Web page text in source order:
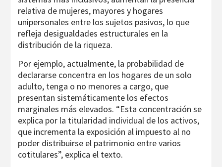
relativa de mujeres, mayores y hogares
unipersonales entre los sujetos pasivos, lo que
refleja desigualdades estructurales en la
distribución de la riqueza.
Por ejemplo, actualmente, la probabilidad de
declararse concentra en los hogares de un solo
adulto, tenga o no menores a cargo, que
presentan sistemáticamente los efectos
marginales más elevados. “Esta concentración se
explica por la titularidad individual de los activos,
que incrementa la exposición al impuesto al no
poder distribuirse el patrimonio entre varios
cotitulares”, explica el texto.